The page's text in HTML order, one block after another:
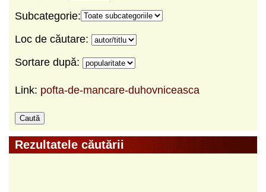
Subcategorie:
Loc de căutare:
Sortare după:
Link: pofta-de-mancare-duhovniceasca
Rezultatele căutării